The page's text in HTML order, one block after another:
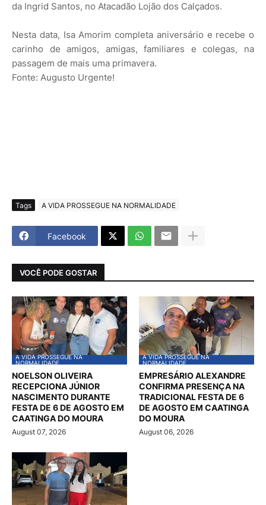
da Ingrid Santos, no Atacadão Lojão dos Calçados.
Nesta data, Isa Amorim completa aniversário e recebe o
carinho de amigos, amigas, familiares e colegas, na
passagem de mais uma primavera.
Fonte: Augusto Urgente!
Tags A VIDA PROSSEGUE NA NORMALIDADE
Facebook
VOCÊ PODE GOSTAR
A VIDA PROSSEGUE NA
NORMALIDADE
NOELSON OLIVEIRA
RECEPCIONA JÚNIOR
NASCIMENTO DURANTE
FESTA DE 6 DE AGOSTO EM
CAATINGA DO MOURA
August 07, 2026
A VIDA PROSSEGUE NA
NORMALIDADE
EMPRESÁRIO ALEXANDRE
CONFIRMA PRESENÇA NA
TRADICIONAL FESTA DE 6
DE AGOSTO EM CAATINGA
DO MOURA
August 06, 2026